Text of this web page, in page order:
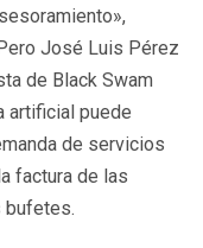
José Luis Pérez
de Black Swam
artificial puede
de servicios
factura de las
bufetes.